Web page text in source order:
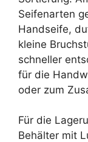
Seifenarten
Handseife,
kleine
schneller
für die
oder zum
Für die
Behälter mit